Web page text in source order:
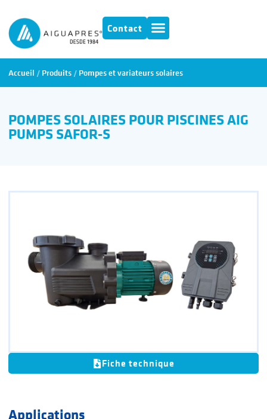
Contact
Accueil / Produits / Pompes et variateurs solaires
POMPES SOLAIRES POUR PISCINES AIG
PUMPS SAFOR-S
Fiche technique
Applications